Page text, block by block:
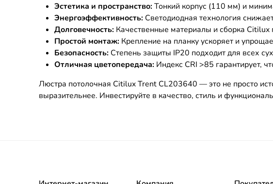
Эстетика и пространство:Тонкий корпус (110 мм) и
Энергоэффективность: Светодиодная технология
Долговечность: Качественные материалы и сборка Citilux
Простой монтаж: Крепление на планку ускоряет и
Безопасность: Степень защиты IP20 подходит для всех
Отличная цветопередача: Индекс CRI >85 гарантирует,
Люстра потолочная Citilux Trent CL203640 — это не просто
выразительнее. Инвестируйте в качество, стиль и